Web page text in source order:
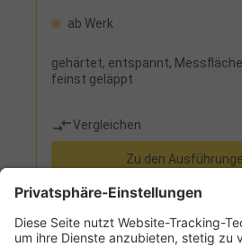
ab Werk
gehärtet, entspannt,
feinst geläppt
Vergleichen
Zu den